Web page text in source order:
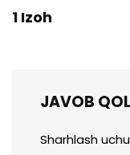
1 Izoh
JAVOB
Sharhlash